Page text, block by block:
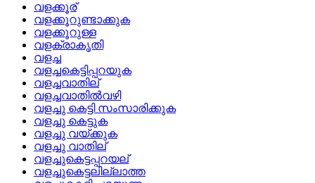
വളക്കൂര്
വളക്കൂറുണ്ടാക്കുക
വളക്കൂറുള്ള
വളക്രാകൃതി
വളച്ച
വളച്ചകെട്ടിപ്പറയുക
വളച്ചവാതില്
വളച്ചവാതില്‍വഴി
വളച്ചു കെട്ടി സംസാരിക്കുക
വളച്ചു കെട്ടുക
വളച്ചു വയ്‌ക്കുക
വളച്ചു വാതില്
വളച്ചുകെട്ടപ്പറയല്
വളച്ചുകെട്ടലില്ലാത്ത